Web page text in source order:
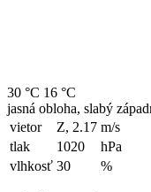
30 °C 16 °C
jasná obloha, slabý
vietor
Z, 2.17 m/s
tlak
1020
hPa
vlhkosť 30 %